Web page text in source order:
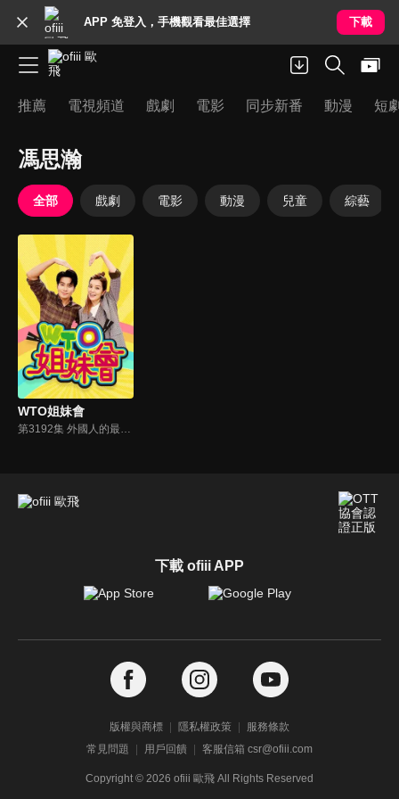
APP 免登入，手機觀看最佳選擇 下載
推薦 電視頻道 戲劇 電影 同步新番 動漫 短
馮思瀚
全部 戲劇 電影 動漫 兒童 綜藝
WTO姐妹會
第3192集 外國人的最愛 台灣是最友善城市
下載 ofiii APP
版權與商標 隱私權政策
服務條款
常見問題
用戶回饋 客服信箱 csr@ofiii.com
Copyright © 2026 ofiii 歐飛 All Rights Reserved